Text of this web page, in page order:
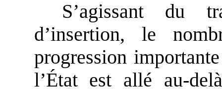
S’agissant du
d’insertion, le
progression
l’État est allé au-